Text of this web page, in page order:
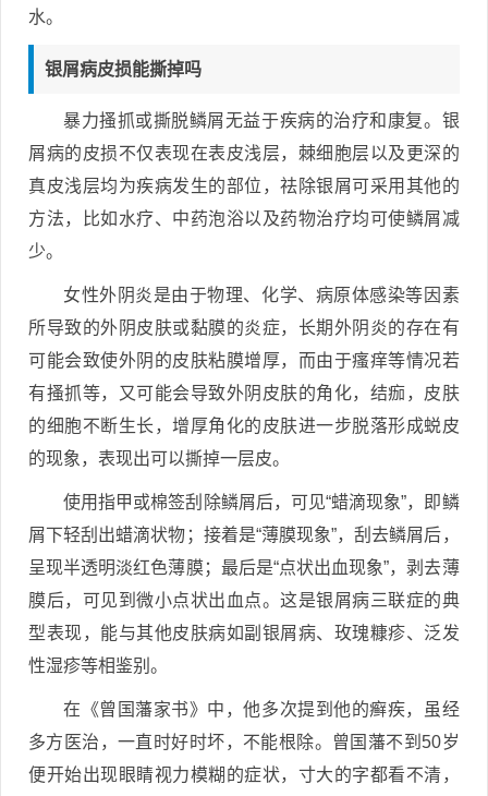
水。
银屑病皮损能撕掉吗
暴力搔抓或撕脱鳞屑无益于疾病的治疗和康复。银
屑病的皮损不仅表现在表皮浅层，棘细胞层以及更深的
真皮浅层均为疾病发生的部位，祛除银屑可采用其他的
方法，比如水疗、中药泡浴以及药物治疗均可使鳞屑减
少。
女性外阴炎是由于物理、化学、病原体感染等因素
所导致的外阴皮肤或黏膜的炎症，长期外阴炎的存在有
可能会致使外阴的皮肤粘膜增厚，而由于瘙痒等情况若
有搔抓等，又可能会导致外阴皮肤的角化，结痂，皮肤
的细胞不断生长，增厚角化的皮肤进一步脱落形成蜕皮
的现象，表现出可以撕掉一层皮。
使用指甲或棉签刮除鳞屑后，可见“蜡滴现象”，即鳞
屑下轻刮出蜡滴状物；接着是“薄膜现象”，刮去鳞屑后，
呈现半透明淡红色薄膜；最后是“点状出血现象”，剥去薄
膜后，可见到微小点状出血点。这是银屑病三联症的典
型表现，能与其他皮肤病如副银屑病、玫瑰糠疹、泛发
性湿疹等相鉴别。
在《曾国藩家书》中，他多次提到他的癣疾，虽经
多方医治，一直时好时坏，不能根除。曾国藩不到50岁
便开始出现眼睛视力模糊的症状，寸大的字都看不清，